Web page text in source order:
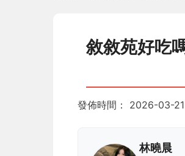
敘敘苑好吃
發佈時間： 2026-03-21
林曉晨